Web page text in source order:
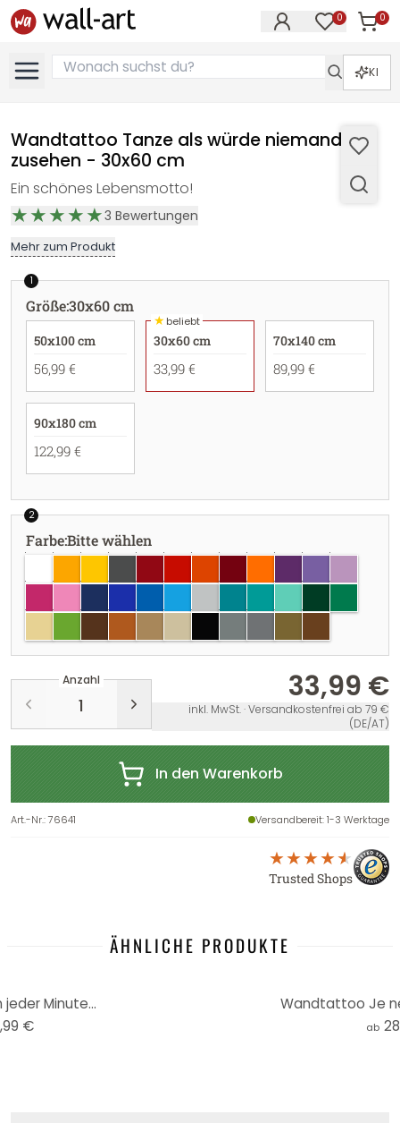
0 0
KI
Wandtattoo Tanze als würde niemand
zusehen - 30x60 cm
Ein schönes Lebensmotto!
3 Bewertungen
Mehr zum Produkt
1
Größe:30x60 cm
50x100 cm
56,99 €
★beliebt
30x60 cm
33,99 €
70x140 cm
89,99 €
90x180 cm
122,99 €
2
Farbe:Bitte wählen
Anzahl 33,99 €
inkl. MwSt. · Versandkostenfrei ab 79 €
(DE/AT)
In den Warenkorb
Art.-Nr.:76641 Versandbereit: 1-3 Werktage
Trusted Shops
ÄHNLICHE PRODUKTE
Minute...
€
Wandtattoo Je
ab